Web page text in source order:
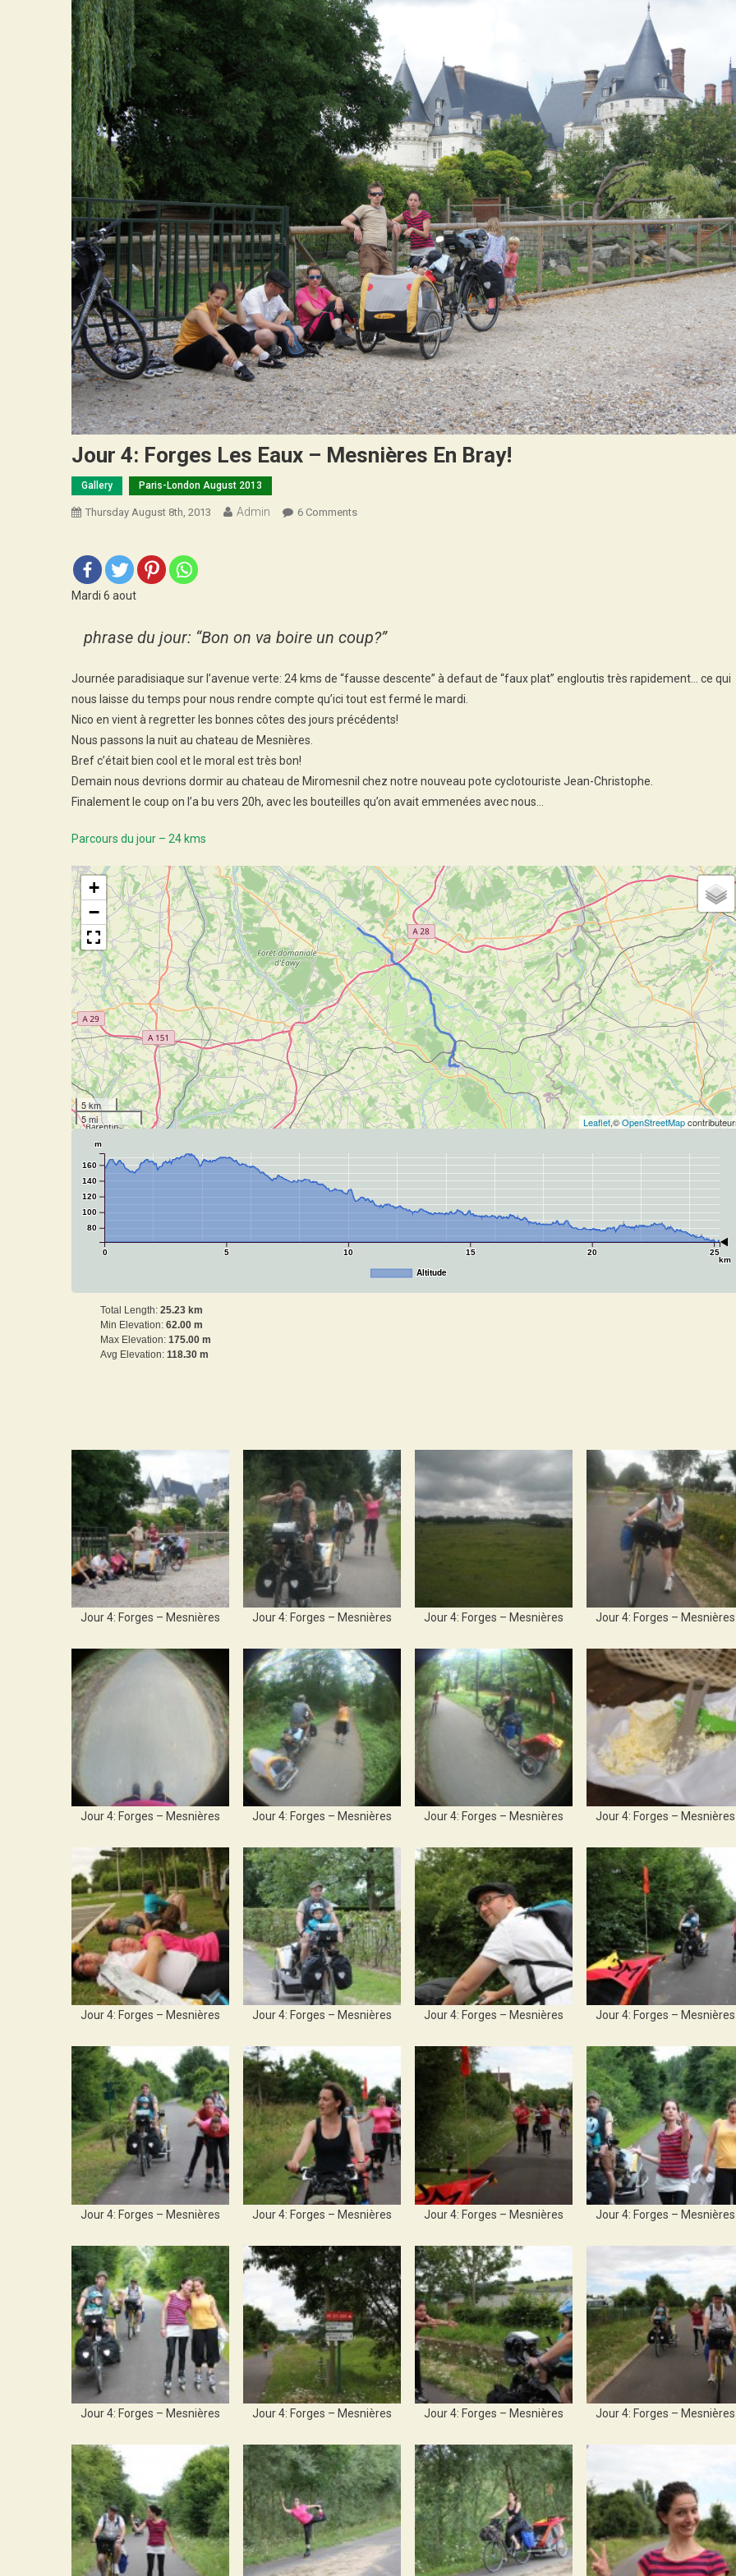
Jour 4: Forges Les Eaux – Mesnières En Bray!
Gallery Paris-London August 2013
Thursday August 8th, 2013 Admin 6 CommentsOn
Mesnières
Bray!
Mardi 6 aout
phrase du jour: “Bon on va boire un coup?”
Journée paradisiaque sur l’avenue verte: 24 kms de “fausse descente” à defaut de “faux plat” engloutis très rapidement… ce qui
nous laisse du temps pour nous rendre compte qu’ici tout est fermé le mardi.
Nico en vient à regretter les bonnes côtes des jours précédents!
Nous passons la nuit au chateau de Mesnières.
Bref c’était bien cool et le moral est très bon!
Demain nous devrions dormir au chateau de Miromesnil chez notre nouveau pote cyclotouriste Jean-Christophe.
Finalement le coup on l’a bu vers 20h, avec les bouteilles qu’on avait emmenées avec nous…
Parcours du jour – 24 kms
+
−
5 km
5 mi
Leaflet,©OpenStreetMap
0 5 10 15 20 25
km
80
100
120
140
160
m
Altitude
Total Length: 25.23 km
Min Elevation: 62.00 m
Max Elevation: 175.00 m
Avg Elevation: 118.30 m
Jour 4: Forges – Mesnières Jour 4: Forges – Mesnières Jour 4: Forges – Mesnières Jour 4: Forges – Mesnières
Jour 4: Forges – Mesnières Jour 4: Forges – Mesnières Jour 4: Forges – Mesnières Jour 4: Forges – Mesnières
Jour 4: Forges – Mesnières Jour 4: Forges – Mesnières Jour 4: Forges – Mesnières Jour 4: Forges – Mesnières
Jour 4: Forges – Mesnières Jour 4: Forges – Mesnières Jour 4: Forges – Mesnières Jour 4: Forges – Mesnières
Jour 4: Forges – Mesnières Jour 4: Forges – Mesnières Jour 4: Forges – Mesnières Jour 4: Forges – Mesnières